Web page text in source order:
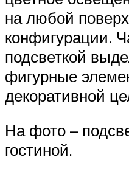
на любой
конфигурации.
подсветкой
фигурные
декоративной
На фото –
гостиной.